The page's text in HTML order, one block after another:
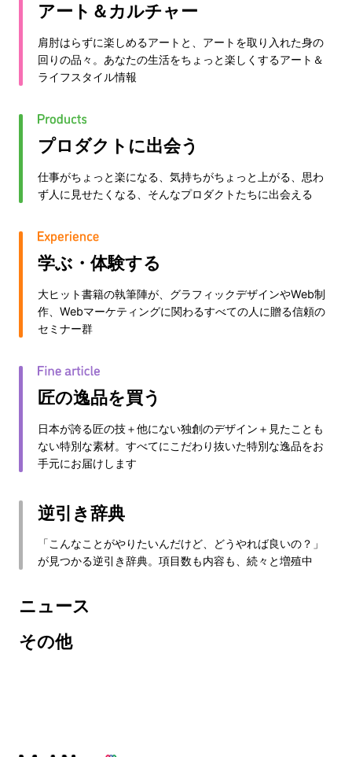
アート＆カルチャー
肩肘はらずに楽しめるアートと、アートを取り入れた身の
回りの品々。あなたの生活をちょっと楽しくするアート＆
ライフスタイル情報
プロダクトに出会う
仕事がちょっと楽になる、気持ちがちょっと上がる、思わ
ず人に見せたくなる、そんなプロダクトたちに出会える
学ぶ・体験する
大ヒット書籍の執筆陣が、グラフィックデザインやWeb制
作、Webマーケティングに関わるすべての人に贈る信頼の
セミナー群
匠の逸品を買う
日本が誇る匠の技＋他にない独創のデザイン＋見たことも
ない特別な素材。すべてにこだわり抜いた特別な逸品をお
手元にお届けします
逆引き辞典
「こんなことがやりたいんだけど、どうやれば良いの？」
が見つかる逆引き辞典。項目数も内容も、続々と増殖中
ニュース
その他